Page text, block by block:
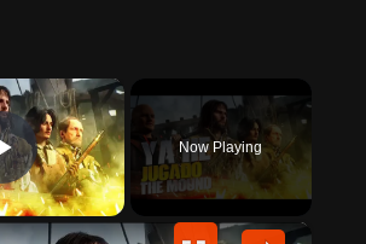
×
PLAY VIDEO
Now Playing
×